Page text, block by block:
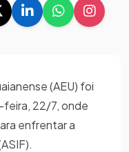
(AEU) foi
feira, 22/7, onde
enfrentar a